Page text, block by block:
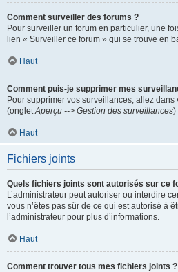
Comment surveiller des forums ?
Pour surveiller un forum en particulier, une
lien « Surveiller ce forum » qui se trouve en
Haut
Comment puis-je supprimer mes
Pour supprimer vos surveillances, allez dans
(ongletAperçu --> Gestion des surveillances)
Haut
Fichiers joints
Quels fichiers joints sont autorisés sur ce
L’administrateur peut autoriser ou interdire
vous n’êtes pas sûr de ce qui est autorisé à
l’administrateur pour plus d’informations.
Haut
Comment trouver tous mes fichiers joints ?